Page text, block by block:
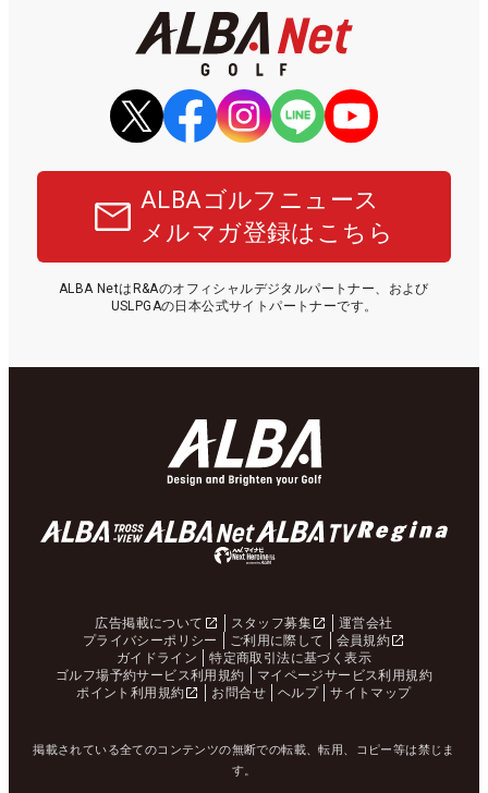
ALBAゴルフニュース
メルマガ登録はこちら
ALBA NetはR&Aのオフィシャルデジタルパートナー、および
USLPGAの日本公式サイトパートナーです。
広告掲載について スタッフ募集
運営会社
プライバシーポリシー
ご利用に際して
会員規約
ガイドライン
特定商取引法に基づく表示
ゴルフ場予約サービス利用規約
マイページサービス利用規約
ポイント利用規約
お問合せ ヘルプ サイトマップ
掲載されている全てのコンテンツの無断での転載、転用、コピー等は禁じま
す。